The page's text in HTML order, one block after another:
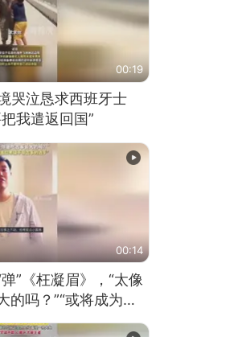
00:19
哭泣恳求西班牙士
我遣返回国”
00:14
”《枉凝眉》，“太像
的吗？”“或将成为首
手。”（来源：新华每